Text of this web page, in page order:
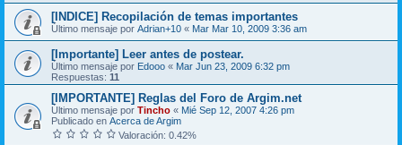
[INDICE] Recopilación de temas importantes
Último mensaje por Adrian+10 « Mar Mar 10, 2009 3:36 am
[Importante] Leer antes de postear.
Último mensaje por Edooo « Mar Jun 23, 2009 6:32 pm
Respuestas: 11
[IMPORTANTE] Reglas del Foro de Argim.net
Último mensaje por Tincho « Mié Sep 12, 2007 4:26 pm
Publicado en Acerca de Argim
Valoración: 0.42%